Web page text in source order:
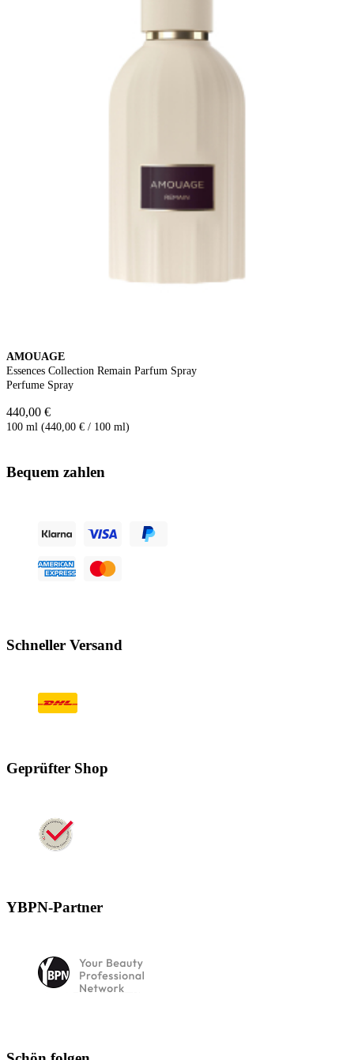
AMOUAGE
Essences Collection Remain Parfum Spray
Perfume Spray
440,00 €
100 ml (440,00 € / 100 ml)
Bequem zahlen
Schneller Versand
Geprüfter Shop
YBPN-Partner